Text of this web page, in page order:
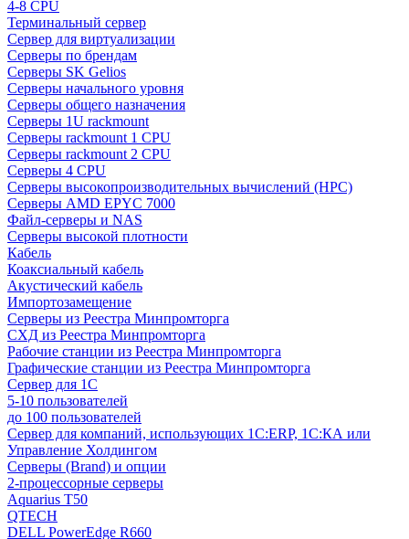
4-8 CPU
Терминальный сервер
Сервер для виртуализации
Серверы по брендам
Серверы SK Gelios
Серверы начального уровня
Серверы общего назначения
Серверы 1U rackmount
Серверы rackmount 1 CPU
Серверы rackmount 2 CPU
Серверы 4 CPU
Серверы высокопроизводительных вычислений (HPC)
Серверы AMD EPYC 7000
Файл-серверы и NAS
Серверы высокой плотности
Кабель
Коаксиальный кабель
Акустический кабель
Импортозамещение
Серверы из Реестра Минпромторга
СХД из Реестра Минпромторга
Рабочие станции из Реестра Минпромторга
Графические станции из Реестра Минпромторга
Сервер для 1С
5-10 пользователей
до 100 пользователей
Сервер для компаний, использующих 1C:ERP, 1С:КА или
Управление Холдингом
Серверы (Brand) и опции
2-процессорные серверы
Aquarius T50
QTECH
DELL PowerEdge R660